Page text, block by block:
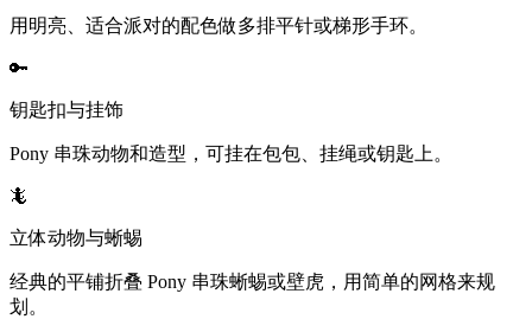
用明亮、适合派对的配色做多排平针或梯形手环。
🔑
钥匙扣与挂饰
Pony 串珠动物和造型，可挂在包包、挂绳或钥匙上。
🦎
立体动物与蜥蜴
经典的平铺折叠 Pony 串珠蜥蜴或壁虎，用简单的网格来规
划。